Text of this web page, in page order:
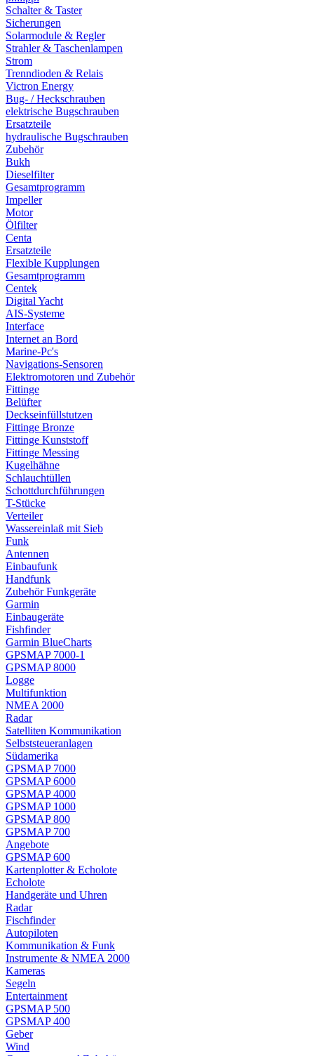
Schalter & Taster
Sicherungen
Solarmodule & Regler
Strahler & Taschenlampen
Strom
Trenndioden & Relais
Victron Energy
Bug- / Heckschrauben
elektrische Bugschrauben
Ersatzteile
hydraulische Bugschrauben
Zubehör
Bukh
Dieselfilter
Gesamtprogramm
Impeller
Motor
Ölfilter
Centa
Ersatzteile
Flexible Kupplungen
Gesamtprogramm
Centek
Digital Yacht
AIS-Systeme
Interface
Internet an Bord
Marine-Pc's
Navigations-Sensoren
Elektromotoren und Zubehör
Fittinge
Belüfter
Deckseinfüllstutzen
Fittinge Bronze
Fittinge Kunststoff
Fittinge Messing
Kugelhähne
Schlauchtüllen
Schottdurchführungen
T-Stücke
Verteiler
Wassereinlaß mit Sieb
Funk
Antennen
Einbaufunk
Handfunk
Zubehör Funkgeräte
Garmin
Einbaugeräte
Fishfinder
Garmin BlueCharts
GPSMAP 7000-1
GPSMAP 8000
Logge
Multifunktion
NMEA 2000
Radar
Satelliten Kommunikation
Selbststeueranlagen
Südamerika
GPSMAP 7000
GPSMAP 6000
GPSMAP 4000
GPSMAP 1000
GPSMAP 800
GPSMAP 700
Angebote
GPSMAP 600
Kartenplotter & Echolote
Echolote
Handgeräte und Uhren
Radar
Fischfinder
Autopiloten
Kommunikation & Funk
Instrumente & NMEA 2000
Kameras
Segeln
Entertainment
GPSMAP 500
GPSMAP 400
Geber
Wind